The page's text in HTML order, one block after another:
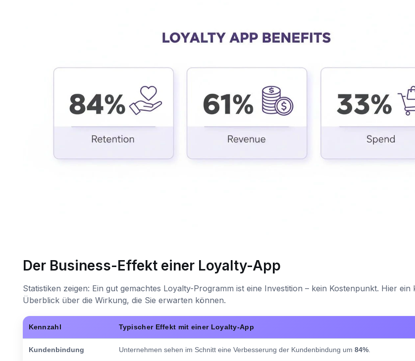
Der Business-Effekt einer Loyalty-App
Statistiken zeigen: Ein gut gemachtes Loyalty-Programm ist eine Investition – kein Kostenpunkt. Hier ein
Überblick über die Wirkung, die Sie erwarten können.
Kennzahl Typischer Effekt mit einer Loyalty-App
Kundenbindung Unternehmen sehen im Schnitt eine Verbesserung der Kundenbindung um 84%.